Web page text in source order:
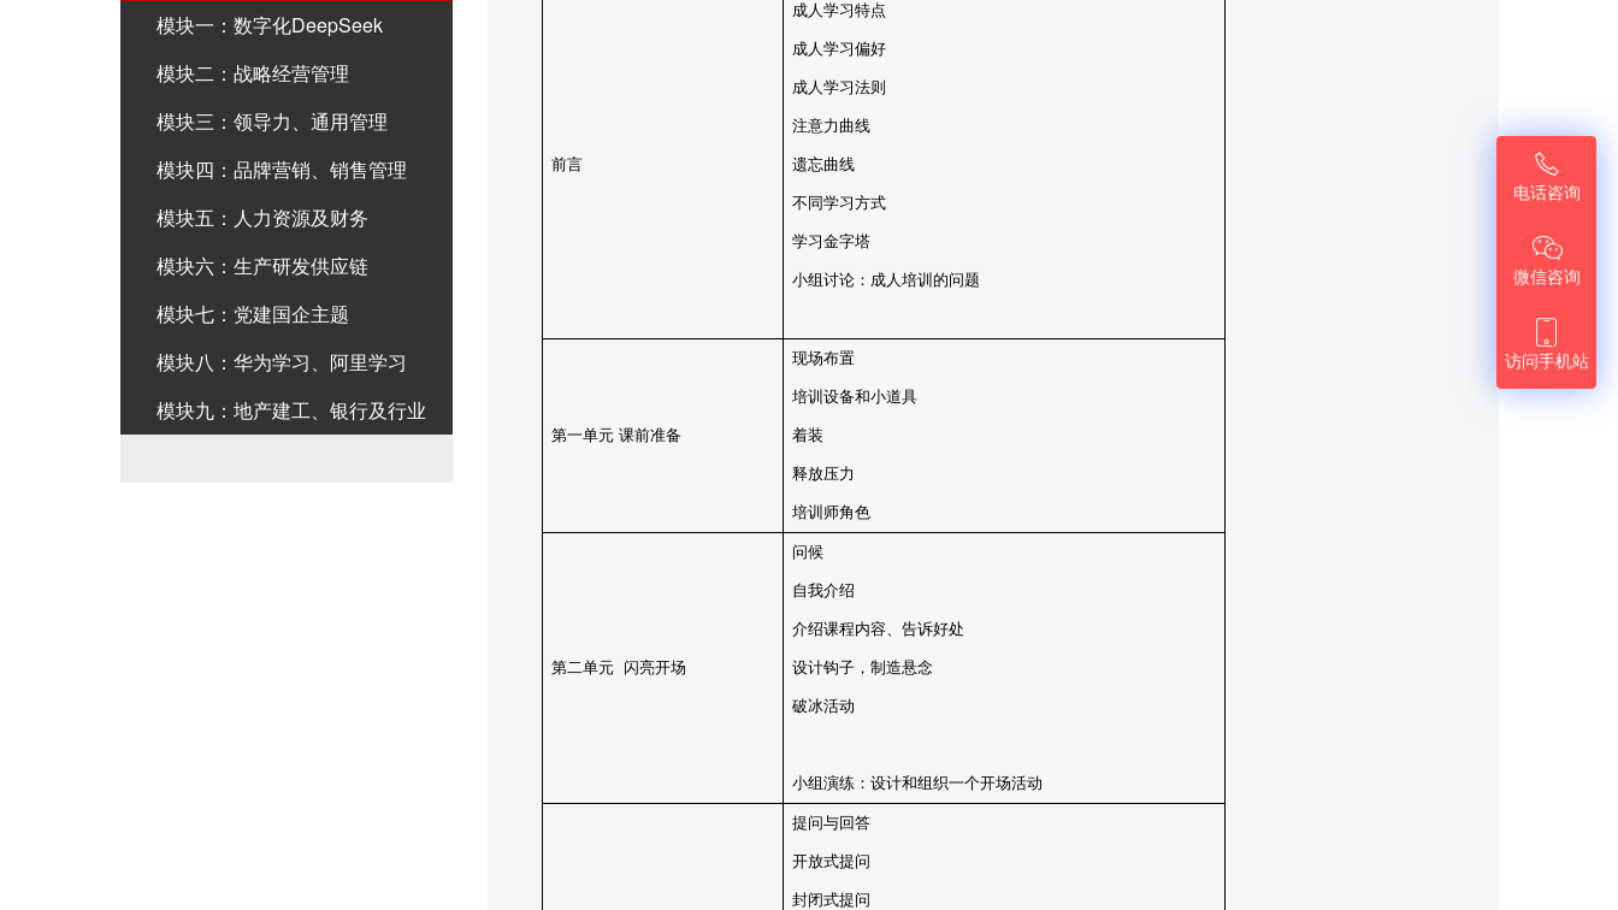
前言
成人学习特点
成人学习偏好
成人学习法则
注意力曲线
遗忘曲线
不同学习方式
学习金字塔
小组讨论：成人培训的问题
第一单元 课前准备
现场布置
培训设备和小道具
着装
释放压力
培训师角色
第二单元 闪亮开场
问候
自我介绍
介绍课程内容、告诉好处
设计钩子，制造悬念
破冰活动
小组演练：设计和组织一个开场活动
提问与回答
开放式提问
封闭式提问
模块一：数字化DeepSeek
模块二：战略经营管理
模块三：领导力、通用管理
模块四：品牌营销、销售管理
模块五：人力资源及财务
模块六：生产研发供应链
模块七：党建国企主题
模块八：华为学习、阿里学习
模块九：地产建工、银行及行业

电话咨询

微信咨询

访问手机站